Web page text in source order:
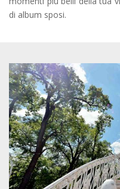
di album sposi.